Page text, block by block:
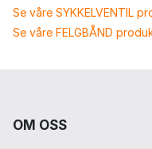
Se våre SYKKELVENTIL
Se våre FELGBÅND
OM OSS